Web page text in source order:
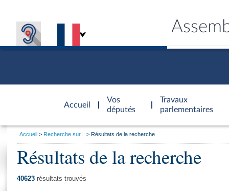
Accueil
d'accueil
Vos
députés
Travaux
parlementaires
Général
Vous
Accueil Recherche sur... Résultats de la recherche
Résultats de la recherche
40623 résultats trouvés